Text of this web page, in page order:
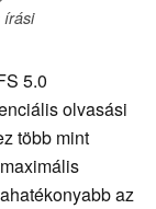
írási
5.0
olvasási
több mint
az